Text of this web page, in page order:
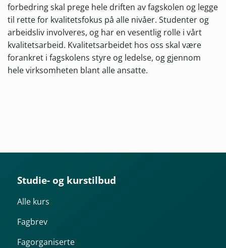
forbedring skal prege hele driften av fagskolen og legge
til rette for kvalitetsfokus på alle nivåer. Studenter og
arbeidsliv involveres, og har en vesentlig rolle i vårt
kvalitetsarbeid. Kvalitetsarbeidet hos oss skal være
forankret i fagskolens styre og ledelse, og gjennom
hele virksomheten blant alle ansatte.
Studie- og kurstilbud
Alle kurs
Fagbrev
Fagorganiserte